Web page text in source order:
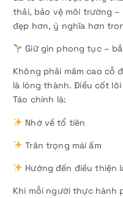
thải, bảo vệ môi trường
đẹp hơn, ý nghĩa hơn
Giữ gìn phong tục –
Không phải mâm cao cỗ
là lòng thành. Điều cốt
Táo chính là:
Nhớ về tổ tiên
Trân trọng mái ấm
Hướng đến điều thiện
Khi mỗi người thực hành